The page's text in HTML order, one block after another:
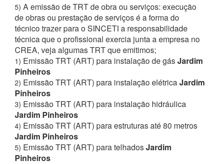
5) A emissão de TRT de obra ou serviços: execução
de obras ou prestação de serviços é a forma do
técnico trazer para o SINCETI a responsabilidade
técnica que o profissional exercia junta a empresa no
CREA, veja algumas TRT que emitimos;
1) Emissão TRT (ART) para instalação de gásJardim
Pinheiros
2) Emissão TRT (ART) para instalação elétricaJardim
Pinheiros
3) Emissão TRT (ART) para instalação hidráulica
Jardim Pinheiros
4) Emissão TRT (ART) para estruturas até 80 metros
Jardim Pinheiros
5) Emissão TRT (ART) para telhadosJardim
Pinheiros